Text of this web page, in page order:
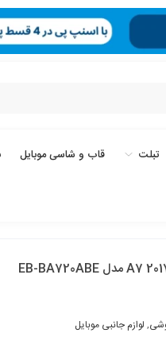
تبلت قاب و شاسی موبایل
, لوازم جانبی موبایل